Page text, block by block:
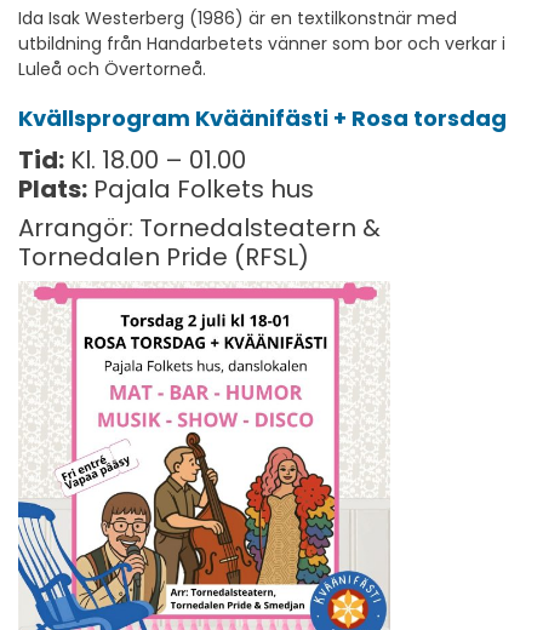
Ida Isak Westerberg (1986) är en textilkonstnär med
utbildning från Handarbetets vänner som bor och verkar i
Luleå och Övertorneå.
Kvällsprogram Kväänifästi + Rosa torsdag
Tid: Kl. 18.00 – 01.00
Plats: Pajala Folkets hus
Arrangör: Tornedalsteatern &
Tornedalen Pride (RFSL)